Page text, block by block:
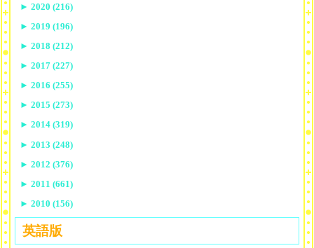
► 2020 (216)
► 2019 (196)
► 2018 (212)
► 2017 (227)
► 2016 (255)
► 2015 (273)
► 2014 (319)
► 2013 (248)
► 2012 (376)
► 2011 (661)
► 2010 (156)
英語版